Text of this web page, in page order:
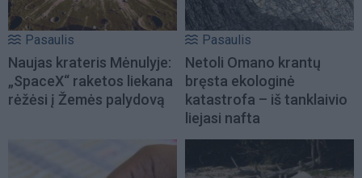
Pasaulis
Naujas krateris Mėnulyje:
„SpaceX“ raketos liekana
rėžėsi į Žemės palydovą
Pasaulis
Netoli Omano krantų
bręsta ekologinė
katastrofa – iš tanklaivio
liejasi nafta